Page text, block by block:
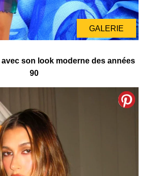
GALERIE
son look moderne des années
90